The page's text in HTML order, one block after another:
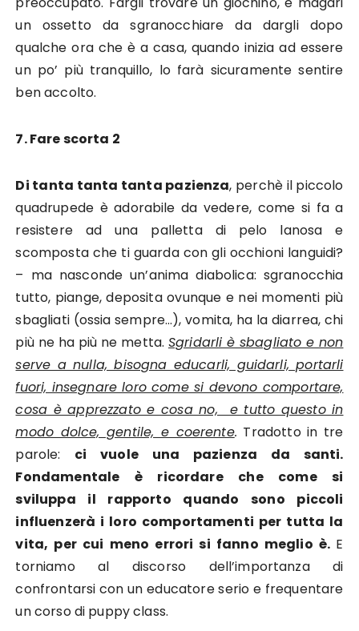
un ossetto da sgranocchiare da dargli dopo
qualche ora che è a casa, quando inizia ad essere
un po’ più tranquillo, lo farà sicuramente sentire
ben accolto.
7. Fare scorta 2
Di tanta tanta tanta pazienza, perchè il piccolo
quadrupede è adorabile da vedere, come si fa a
resistere ad una palletta di pelo lanosa e
scomposta che ti guarda con gli occhioni languidi?
– ma nasconde un’anima diabolica: sgranocchia
tutto, piange, deposita ovunque e nei momenti più
sbagliati (ossia sempre…), vomita, ha la diarrea, chi
più ne ha più ne metta. Sgridarli è sbagliato e non
serve a nulla, bisogna educarli, guidarli, portarli
fuori, insegnare loro come si devono comportare,
cosa è apprezzato e cosa no, e tutto questo in
modo dolce, gentile, e coerente. Tradotto in tre
parole: ci vuole una pazienza da santi.
Fondamentale è ricordare che come si
sviluppa il rapporto quando sono piccoli
influenzerà i loro comportamenti per tutta la
vita, per cui meno errori si fanno meglio è. E
torniamo al discorso dell’importanza di
confrontarsi con un educatore serio e frequentare
un corso di puppy class.